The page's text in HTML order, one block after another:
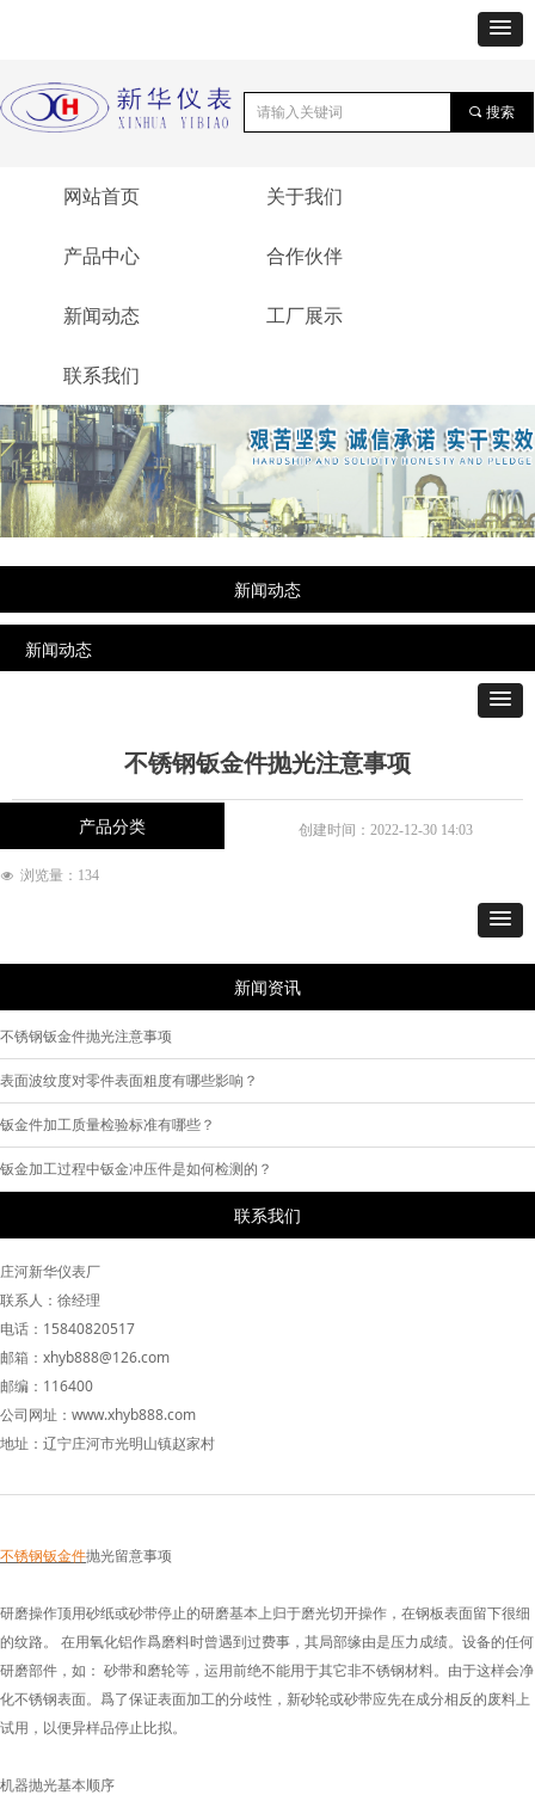
끠 搜索
网站首页 关于我们
产品中心 合作伙伴
新闻动态 工厂展示
联系我们
新闻动态
产品分类
新闻资讯
不锈钢钣金件抛光注意事项
表面波纹度对零件表面粗度有哪些影响？
钣金件加工质量检验标准有哪些？
钣金加工过程中钣金冲压件是如何检测的？
联系我们
庄河新华仪表厂
联系人：徐经理
电话：15840820517
邮箱：xhyb888@126.com
邮编：116400
公司网址：www.xhyb888.com
地址：辽宁庄河市光明山镇赵家村
新闻动态
不锈钢钣金件抛光注意事项
创建时间：2022-12-30 14:03
넶 浏览量： 134
不锈钢钣金件抛光留意事项
研磨操作顶用砂纸或砂带停止的研磨基本上归于磨光切开操作，在钢板表面留下很细
的纹路。 在用氧化铝作爲磨料时曾遇到过费事，其局部缘由是压力成绩。设备的任何
研磨部件，如： 砂带和磨轮等，运用前绝不能用于其它非不锈钢材料。由于这样会净
化不锈钢表面。爲了保证表面加工的分歧性，新砂轮或砂带应先在成分相反的废料上
试用，以便异样品停止比拟。
机器抛光基本顺序